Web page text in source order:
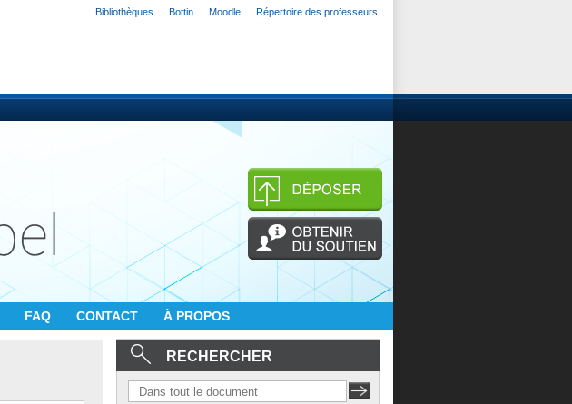
Bibliothèques Bottin Moodle Répertoire des professeurs
FAQ CONTACT À PROPOS
RECHERCHER